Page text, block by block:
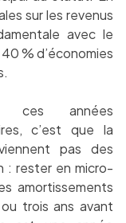
sur les revenus
avec le
% d’économies
ces années
c’est que la
pas des
: rester en micro-
amortissements
trois ans avant